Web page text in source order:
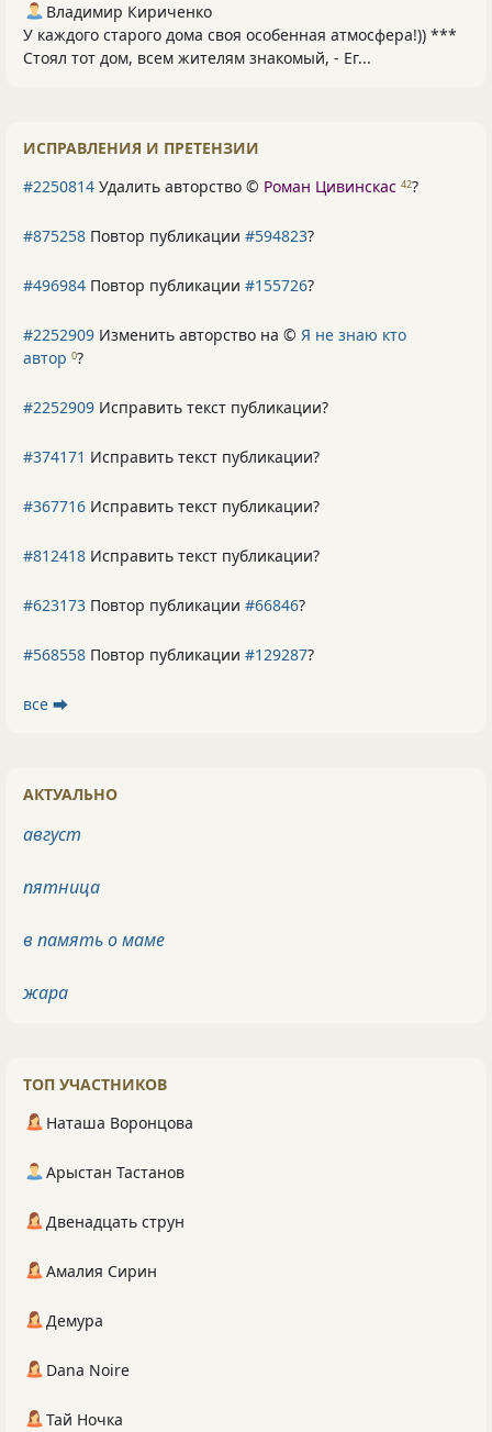
Владимир Кириченко
У каждого старого дома своя особенная атмосфера!)) ***
Стоял тот дом, всем жителям знакомый, - Ег...
ИСПРАВЛЕНИЯ И ПРЕТЕНЗИИ
#2250814 Удалить авторство © Роман Цивинскас 42?
#875258 Повтор публикации #594823?
#496984 Повтор публикации #155726?
#2252909 Изменить авторство на © Я не знаю кто
автор 0?
#2252909 Исправить текст публикации?
#374171 Исправить текст публикации?
#367716 Исправить текст публикации?
#812418 Исправить текст публикации?
#623173 Повтор публикации #66846?
#568558 Повтор публикации #129287?
все ⮕
АКТУАЛЬНО
август
пятница
в память о маме
жара
ТОП УЧАСТНИКОВ
Наташа Воронцова
Арыстан Тастанов
Двенадцать струн
Амалия Сирин
Демура
Dana Noire
Тай Ночка